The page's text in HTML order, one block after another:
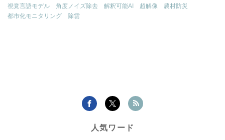
視覚言語モデル
角度ノイズ除去 解釈可能AI 超解像
農村防災
都市化モニタリング
除雲
人気ワード